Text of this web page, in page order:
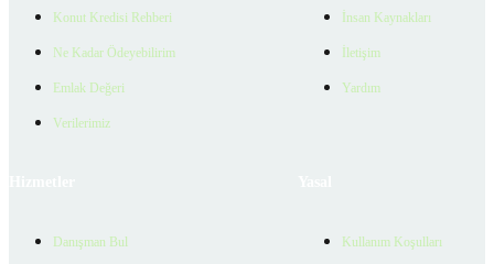
Konut Kredisi Rehberi
Ne Kadar Ödeyebilirim
Emlak Değeri
Verilerimiz
İnsan Kaynakları
İletişim
Yardım
Danışman Bul Kullanım Koşulları